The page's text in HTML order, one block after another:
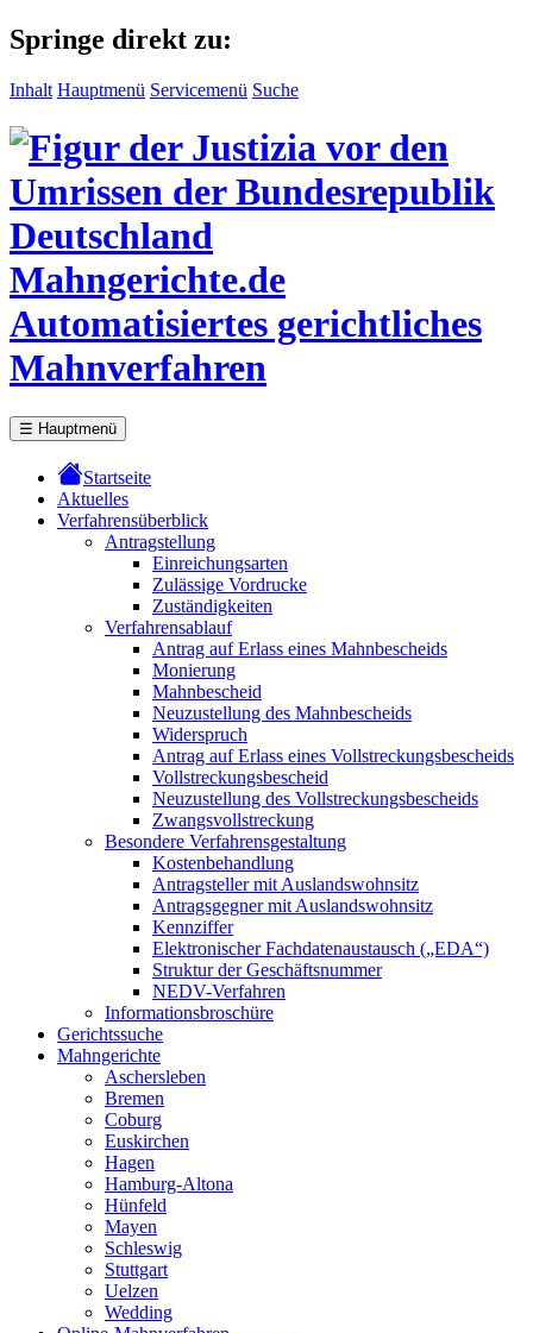
Springe direkt zu:
Inhalt Hauptmenü Servicemenü Suche
Mahngerichte.de
Automatisiertes gerichtliches
Mahnverfahren
☰ Hauptmenü
Startseite
Aktuelles
Verfahrensüberblick
Antragstellung
Einreichungsarten
Zulässige Vordrucke
Zuständigkeiten
Verfahrensablauf
Antrag auf Erlass eines Mahnbescheids
Monierung
Mahnbescheid
Neuzustellung des Mahnbescheids
Widerspruch
Antrag auf Erlass eines Vollstreckungsbescheids
Vollstreckungsbescheid
Neuzustellung des Vollstreckungsbescheids
Zwangsvollstreckung
Besondere Verfahrensgestaltung
Kostenbehandlung
Antragsteller mit Auslandswohnsitz
Antragsgegner mit Auslandswohnsitz
Kennziffer
Elektronischer Fachdatenaustausch („EDA“)
Struktur der Geschäftsnummer
NEDV-Verfahren
Informationsbroschüre
Gerichtssuche
Mahngerichte
Aschersleben
Bremen
Coburg
Euskirchen
Hagen
Hamburg-Altona
Hünfeld
Mayen
Schleswig
Stuttgart
Uelzen
Wedding